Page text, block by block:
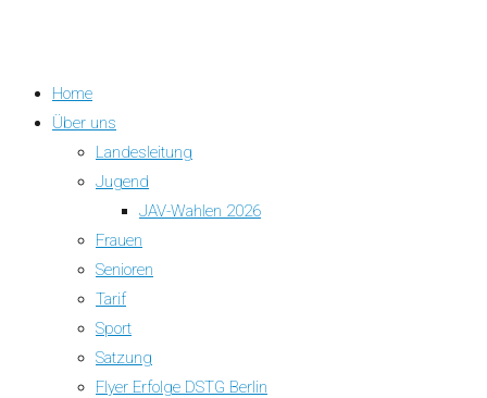
Home
Über uns
Landesleitung
Jugend
JAV-Wahlen 2026
Frauen
Senioren
Tarif
Sport
Satzung
Flyer Erfolge DSTG Berlin